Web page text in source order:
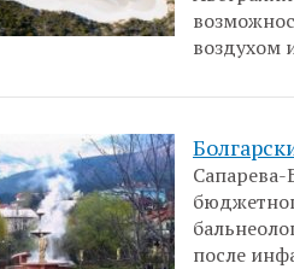
воздухом
после